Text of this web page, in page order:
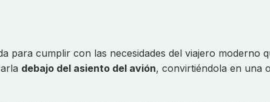
para cumplir con las necesidades del viajero moderno
debajo del asiento del avión, convirtiéndola en una